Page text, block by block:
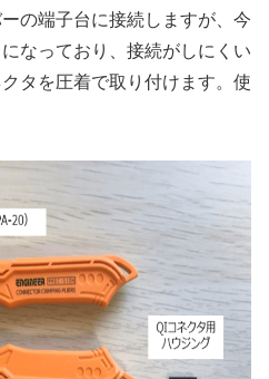
の端子台に接続しますが、今
なっており、接続がしにくい
タを圧着で取り付けます。使